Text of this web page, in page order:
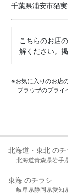
千葉県浦安市猫
こちらのお店
解ください。
※お気に入りのお店
ブラウザのプライ
北海道・東北 のチ
北海道青森県岩手
東海 のチラシ
岐阜県静岡県愛知